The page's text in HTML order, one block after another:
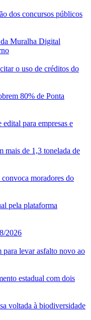
dos concursos públicos
Muralha Digital
o uso de créditos do
80% de Ponta
para empresas e
mais de 1,3 tonelada de
moradores do
pela plataforma
2026
para levar asfalto novo ao
estadual com dois
voltada à biodiversidade